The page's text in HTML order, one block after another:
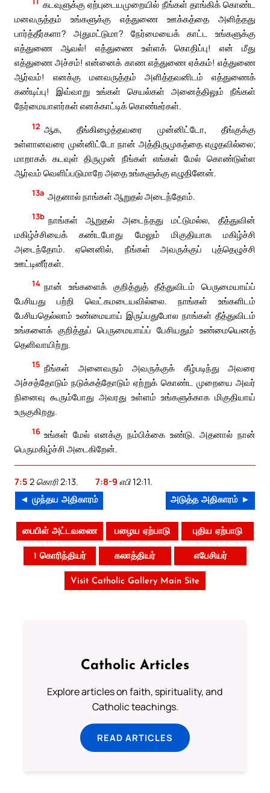
கடவுளுக்கு ஏற்புடையமுறையில் நீங்கள் தாங்கிக் கொண்ட
மனவருத்தம் உங்களுக்கு எத்துணை ஊக்கத்தை அளித்தது
பார்த்தீர்களா? அதுமட்டுமா? நேர்மையைக் காட்ட உங்களுக்கு
எத்துணை ஆவல்! எத்துணை உள்ளக் கொதிப்பு! என் மீது
எத்துணை அச்சம்! என்னைக் காண எத்துணை ஏக்கம்! எத்துணை
ஆர்வம்! எனக்கு மனவருத்தம் அளித்தவனிடம் எத்துணைக்
கண்டிப்பு! இவ்வாறு உங்கள் செயல்கள் அனைத்திலும் நீங்கள்
நேர்மையாளர்கள் எனக்காட்டிக் கொண்டீர்கள்.
12 ஆக, தீங்கிழைத்தவரை முன்னிட்டோ, தீங்குக்கு
உள்ளானவரை முன்னிட்டோ நான் அத்திருமுகத்தை எழுதவில்லை;
மாறாகக் கடவுள் திருமுன் நீங்கள் எங்கள் மேல் கொண்டுள்ள
ஆர்வம் வெளிப்படுமாறே அதை உங்களுக்கு எழுதினேன்.
13a அதனால் நாங்கள் ஆறுதல் அடைந்தோம்.
13b நாங்கள் ஆறுதல் அடைந்தது மட்டுமல்ல, தீத்துவின்
மகிழ்ச்சியைக் கண்டபோது மேலும் மிகுதியாக மகிழ்ச்சி
அடைந்தோம். ஏனெனில், நீங்கள் அவருக்குப் புத்தெழுச்சி
ஊட்டினீர்கள்.
14 நான் உங்களைக் குறித்துத் தீத்துவிடம் பெருமையாய்ப்
பேசியது பற்றி வெட்கமடையவில்லை. நாங்கள் உங்களிடம்
பேசியதெல்லாம் உண்மையாய் இருப்பதுபோல நாங்கள் தீத்துவிடம்
உங்களைக் குறித்துப் பெருமையாய்ப் பேசியதும் உண்மையெனத்
தெளிவாயிற்று.
15 நீங்கள் அனைவரும் அவருக்குக் கீழ்படிந்து அவரை
அச்சத்தோடும் நடுக்கத்தோடும் ஏற்றுக் கொண்ட முறையை அவர்
நினைவு கூரும்போது அவரது உள்ளம் உங்களுக்காக மிகுதியாய்
உருகுகிறது.
16 உங்கள் மேல் எனக்கு நம்பிக்கை உண்டு. அதனால் நான்
பெருமகிழ்ச்சி அடைகிறேன்.
7:5 2 கொரி 2:13. 7:8-9 எபி 12:11.
◄ முந்தய அதிகாரம் அடுத்த அதிகாரம் ►
பைபிள் அட்டவணை பழைய ஏற்பாடு புதிய ஏற்பாடு
1 கொரிந்தியர் கலாத்தியர் எபேசியர்
Visit Catholic Gallery Main Site
Catholic Articles
Explore articles on faith, spirituality, and
Catholic teachings.
READ ARTICLES